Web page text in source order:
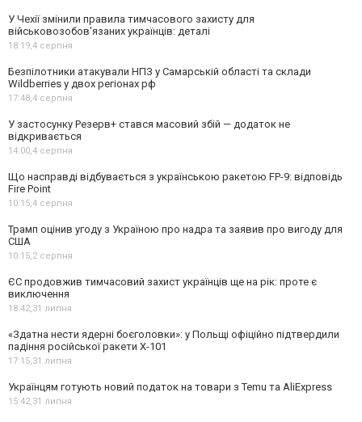
У Чехії змінили правила тимчасового захисту для
військовозобов'язаних українців: деталі
18:19,4 серпня
Безпілотники атакували НПЗ у Самарській області та склади
Wildberries у двох регіонах рф
17:48,4 серпня
У застосунку Резерв+ стався масовий збій — додаток не
відкривається
14:00,4 серпня
Що насправді відбувається з українською ракетою FP-9: відповідь
Fire Point
10:15,4 серпня
Трамп оцінив угоду з Україною про надра та заявив про вигоду для
США
10:15,2 серпня
ЄС продовжив тимчасовий захист українців ще на рік: проте є
виключення
18:42,31 липня
«Здатна нести ядерні боєголовки»: у Польщі офіційно підтвердили
падіння російської ракети Х-101
17:15,31 липня
Українцям готують новий податок на товари з Temu та AliExpress
15:42,31 липня